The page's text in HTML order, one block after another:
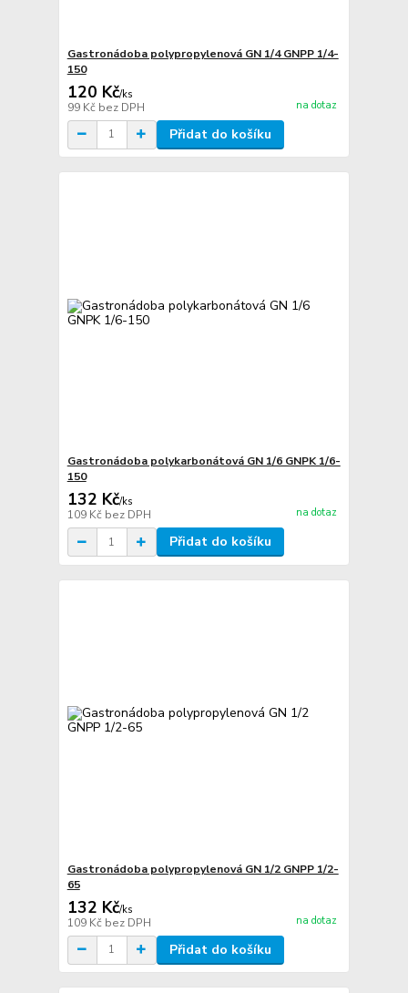
Gastronádoba polypropylenová GN 1/4 GNPP 1/4-
150
120 Kč/ks
99 Kč bez DPH na dotaz
Přidat do košíku
Gastronádoba polykarbonátová GN 1/6 GNPK 1/6-
150
132 Kč/ks
109 Kč bez DPH na dotaz
Přidat do košíku
Gastronádoba polypropylenová GN 1/2 GNPP 1/2-
65
132 Kč/ks
109 Kč bez DPH na dotaz
Přidat do košíku